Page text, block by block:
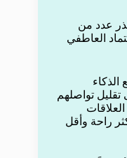
عدد من
العاطفي
الذكاء
تواصلهم
راحة وأقل